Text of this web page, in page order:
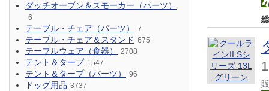
ダッチオーブン＆スモーカー（パーツ）
6
テーブル・チェア（パーツ） 7
テーブル・チェア＆スタンド 675
テーブルウェア（食器） 2708
テント＆タープ 1547
テント＆タープ（パーツ） 96
ドッグ用品 3737